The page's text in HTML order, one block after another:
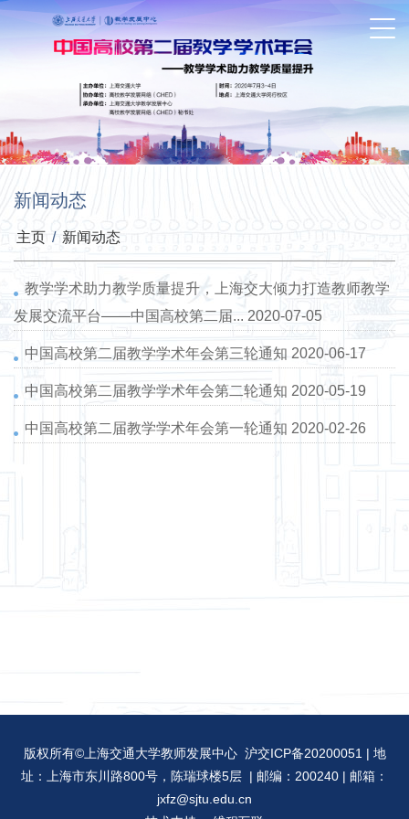
新闻动态
主页 / 新闻动态
教学学术助力教学质量提升，上海交大倾力打造教师教学
发展交流平台——中国高校第二届... 2020-07-05
中国高校第二届教学学术年会第三轮通知 2020-06-17
中国高校第二届教学学术年会第二轮通知 2020-05-19
中国高校第二届教学学术年会第一轮通知 2020-02-26
版权所有©上海交通大学教师发展中心 沪交ICP备20200051 | 地
址：上海市东川路800号，陈瑞球楼5层 | 邮编：200240 | 邮箱：
jxfz@sjtu.edu.cn